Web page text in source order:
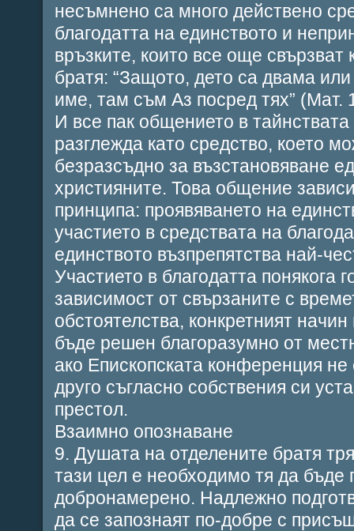
несъмнено са много действено
благодатта на единството и
връзките, които все още свързват
братя: “Защото, дето са двама
име, там съм Аз посред тях” (Мат.
И все пак общението в
разглежда като средство, което
безразсъдно за възстановяване
християните. Това общение
принципа: проявяването на
участието в средствата на
единството възпрепятства най-
Участието в благодатта понякога
зависимост от свързаните с
обстоятелства, конкретният
бъде решен благоразумно от
ако Епископската конференция
друго съгласно собствения си
престол.
Взаимно опознаване
9. Душата на отделените братя
тази цел е необходимо тя да бъде
добронамерено. Надлежно
да се запознаят по-добре с